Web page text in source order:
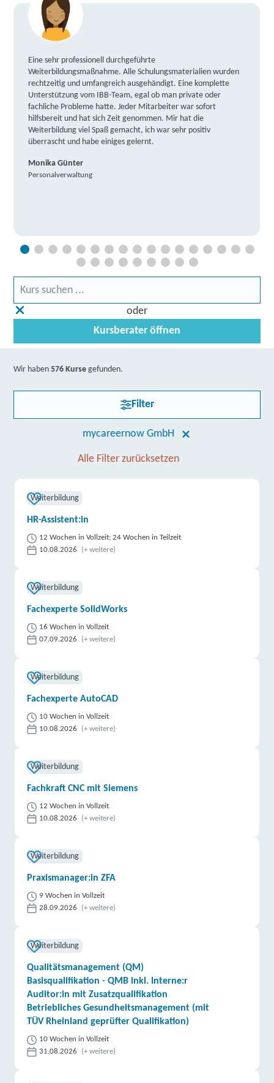
Eine sehr professionell durchgeführte
Weiterbildungsmaßnahme. Alle Schulungsmaterialien wurden
rechtzeitig und umfangreich ausgehändigt. Eine komplette
Unterstützung vom IBB-Team, egal ob man private oder
fachliche Probleme hatte. Jeder Mitarbeiter war sofort
hilfsbereit und hat sich Zeit genommen. Mir hat die
Weiterbildung viel Spaß gemacht, ich war sehr positiv
überrascht und habe einiges gelernt.
Monika Günter
Personalverwaltung
oder
Kursberater öffnen
Wir haben576 Kurse gefunden.
Filter
mycareernow GmbH
Alle Filter zurücksetzen
Weiterbildung
HR-Assistent:in
12 Wochen in Vollzeit; 24 Wochen in Teilzeit
10.08.2026
(+ weitere)
Weiterbildung
Fachexperte SolidWorks
16 Wochen in Vollzeit
07.09.2026
(+ weitere)
Weiterbildung
Fachexperte AutoCAD
10 Wochen in Vollzeit
10.08.2026
(+ weitere)
Weiterbildung
Fachkraft CNC mit Siemens
12 Wochen in Vollzeit
10.08.2026
(+ weitere)
Weiterbildung
Praxismanager:in ZFA
9 Wochen in Vollzeit
28.09.2026
(+ weitere)
Weiterbildung
Qualitätsmanagement (QM)
Basisqualifikation - QMB inkl. Interne:r
Auditor:in mit Zusatzqualifikation
Betriebliches Gesundheitsmanagement (mit
TÜV Rheinland geprüfter Qualifikation)
10 Wochen in Vollzeit
31.08.2026
(+ weitere)